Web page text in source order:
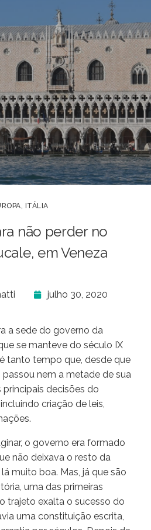
, ITÁLIA
não perder no
em Veneza
julho 30, 2020
a sede do governo da
se manteve do século IX
tanto tempo que, desde que
nem a metade de sua
principais decisões do
criação de leis,
o governo era formado
não deixava o resto da
muito boa. Mas, já que são
uma das primeiras
trajeto exalta o sucesso do
uma constituição escrita,